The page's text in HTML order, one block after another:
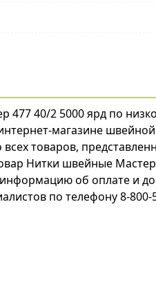
477 40/2 5000 ярд по
магазине
товаров,
Нитки швейные
об оплате и
по телефону 8-800-